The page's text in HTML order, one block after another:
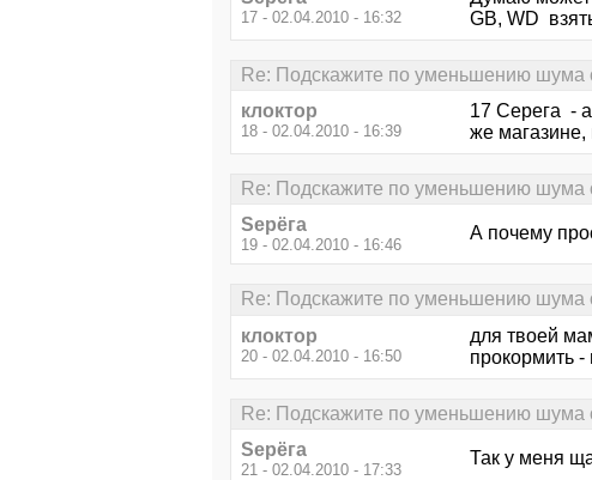
17 - 02.04.2010 - 16:32
GB, WD
Re: Подскажите по уменьшению шума
клоктор
18 - 02.04.2010 - 16:39
17 Серега -
же магазине,
Re: Подскажите по уменьшению шума
Sерёга
19 - 02.04.2010 - 16:46
А почему
Re: Подскажите по уменьшению шума
клоктор
20 - 02.04.2010 - 16:50
для твоей
прокормить
Re: Подскажите по уменьшению шума
Sерёга
21 - 02.04.2010 - 17:33
Так у меня